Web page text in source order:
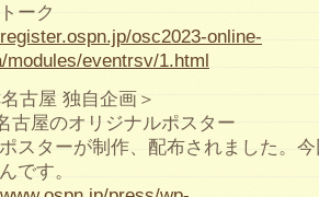
ーク
osc2023-online-
modules/eventrsv/1.html
古屋 独自企画＞
古屋のオリジナルポスター
スターが制作、配布されました。
です。